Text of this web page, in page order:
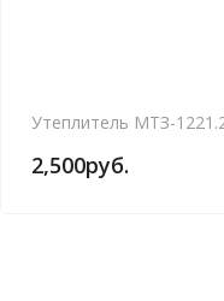
Утеплитель МТЗ-
2,500руб.